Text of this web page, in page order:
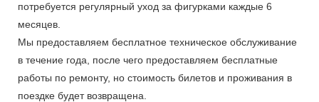
потребуется регулярный уход за фигурками каждые 6
месяцев.
Мы предоставляем бесплатное техническое обслуживание
в течение года, после чего предоставляем бесплатные
работы по ремонту, но стоимость билетов и проживания в
поездке будет возвращена.